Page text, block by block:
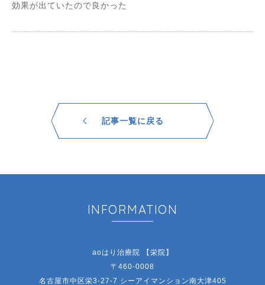
効果が出ていたので良かった
記事一覧に戻る
INFORMATION
aoはり治療院 【栄院】
〒460-0008
名古屋市中区栄3-27-7 シーアイマンション南大津405